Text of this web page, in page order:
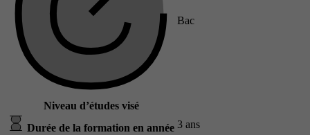
Niveau d’études visé
Bac
Durée de la formation en année 3 ans